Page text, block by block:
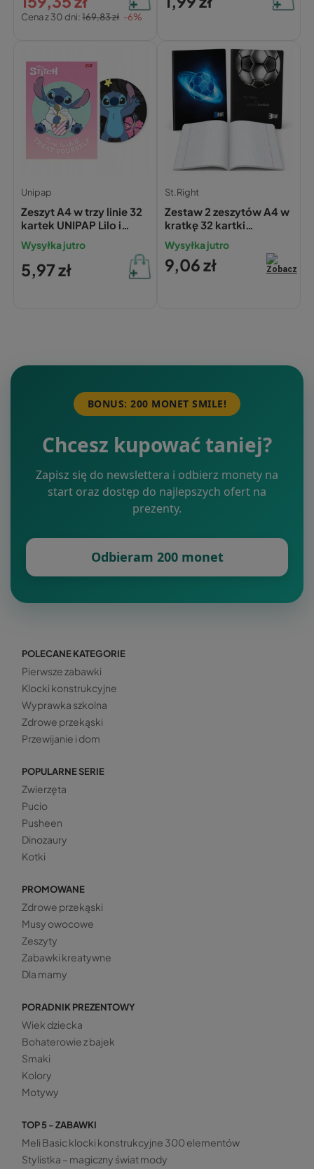
Cena z 30 dni:169,83 zł -6%
Unipap
Zeszyt A4 w trzy linie 32
kartek UNIPAP Lilo i
Stich
Wysyłka jutro
5,97 zł
St.Right
Zestaw 2 zeszytów A4 w
kratkę 32 kartki
ST.RIGHT PIŁKA NOŻNA
(laminowany, 70g)
Wysyłka jutro
9,06 zł
BONUS: 200 MONET SMILE!
Chcesz kupować taniej?
Zapisz się do newslettera i odbierz monety na
start oraz dostęp do najlepszych ofert na
prezenty.
Odbieram 200 monet
POLECANE KATEGORIE
Pierwsze zabawki
Klocki konstrukcyjne
Wyprawka szkolna
Zdrowe przekąski
Przewijanie i dom
POPULARNE SERIE
Zwierzęta
Pucio
Pusheen
Dinozaury
Kotki
PROMOWANE
Zdrowe przekąski
Musy owocowe
Zeszyty
Zabawki kreatywne
Dla mamy
PORADNIK PREZENTOWY
Wiek dziecka
Bohaterowie z bajek
Smaki
Kolory
Motywy
TOP 5 - ZABAWKI
Meli Basic klocki konstrukcyjne 300 elementów
Stylistka – magiczny świat mody